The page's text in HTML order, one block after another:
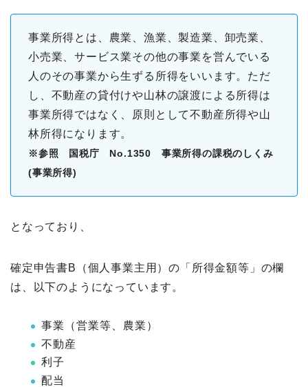
事業所得とは、農業、漁業、製造業、卸売業、
小売業、サービス業その他の事業を営んでいる
人のその事業から生ずる所得をいいます。ただ
し、不動産の貸付けや山林の譲渡による所得は
事業所得ではなく、原則として不動産所得や山
林所得になります。
※参照 国税庁 No.1350 事業所得の課税のしくみ
(事業所得)
となっており、
確定申告書B（個人事業主用）の「所得金額等」の欄
は、以下のようになっています。
事業（営業等、農業）
不動産
利子
配当